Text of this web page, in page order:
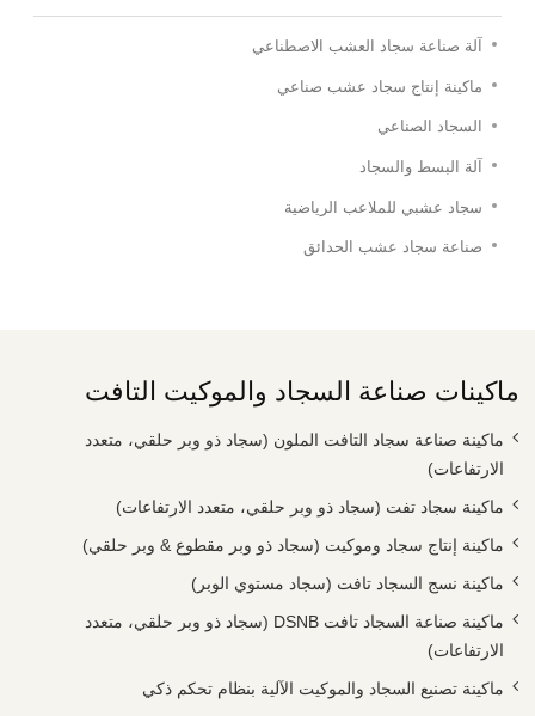
آلة صناعة سجاد العشب الاصطناعي
ماكينة إنتاج سجاد عشب صناعي
السجاد الصناعي
آلة البسط والسجاد
سجاد عشبي للملاعب الرياضية
صناعة سجاد عشب الحدائق
ماكينات صناعة السجاد والموكيت التافت
ماكينة صناعة سجاد التافت الملون (سجاد ذو وبر حلقي، متعدد
الارتفاعات)
ماكينة سجاد تفت (سجاد ذو وبر حلقي، متعدد الارتفاعات)
ماكينة إنتاج سجاد وموكيت (سجاد ذو وبر مقطوع & وبر حلقي)
ماكينة نسج السجاد تافت (سجاد مستوي الوبر)
ماكينة صناعة السجاد تافت DSNB (سجاد ذو وبر حلقي، متعدد
الارتفاعات)
ماكينة تصنيع السجاد والموكيت الآلية بنظام تحكم ذكي